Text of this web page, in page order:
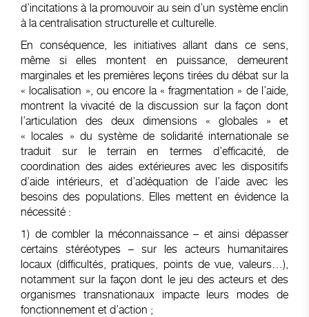
d’incitations à la promouvoir au sein d’un système enclin
à la centralisation structurelle et culturelle.
En conséquence, les initiatives allant dans ce sens,
même si elles montent en puissance, demeurent
marginales et les premières leçons tirées du débat sur la
« localisation », ou encore la « fragmentation » de l’aide,
montrent la vivacité de la discussion sur la façon dont
l’articulation des deux dimensions « globales » et
« locales » du système de solidarité internationale se
traduit sur le terrain en termes d’efficacité, de
coordination des aides extérieures avec les dispositifs
d’aide intérieurs, et d’adéquation de l’aide avec les
besoins des populations. Elles mettent en évidence la
nécessité :
1) de combler la méconnaissance – et ainsi dépasser
certains stéréotypes – sur les acteurs humanitaires
locaux (difficultés, pratiques, points de vue, valeurs…),
notamment sur la façon dont le jeu des acteurs et des
organismes transnationaux impacte leurs modes de
fonctionnement et d’action ;